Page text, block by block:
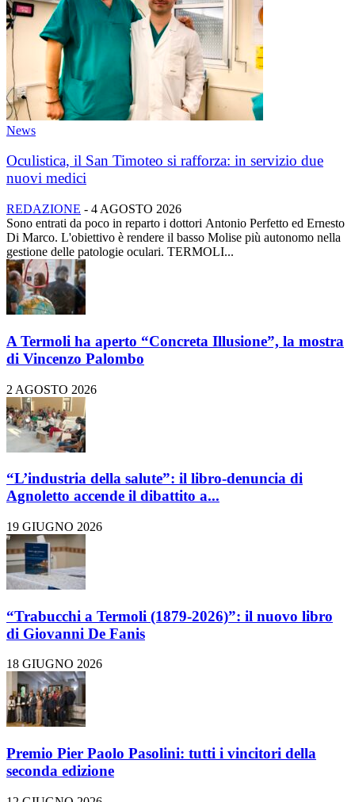
News
Oculistica, il San Timoteo si rafforza: in servizio due
nuovi medici
REDAZIONE - 4 AGOSTO 2026
Sono entrati da poco in reparto i dottori Antonio Perfetto ed Ernesto
Di Marco. L'obiettivo è rendere il basso Molise più autonomo nella
gestione delle patologie oculari. TERMOLI...
A Termoli ha aperto “Concreta Illusione”, la mostra
di Vincenzo Palombo
2 AGOSTO 2026
“L’industria della salute”: il libro-denuncia di
Agnoletto accende il dibattito a...
19 GIUGNO 2026
“Trabucchi a Termoli (1879-2026)”: il nuovo libro
di Giovanni De Fanis
18 GIUGNO 2026
Premio Pier Paolo Pasolini: tutti i vincitori della
seconda edizione